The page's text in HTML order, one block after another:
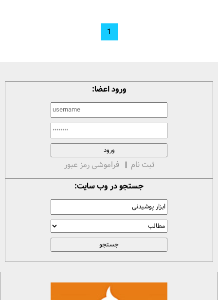
1
ورود اعضا:
ثبت نام | فراموشی رمز عبور
جستجو در وب سایت: